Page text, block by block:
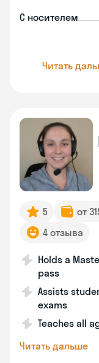
С носителем
Читать
5 от
4 отзыва
Holds a
pass
Assists
exams
Teaches all
Читать дальше